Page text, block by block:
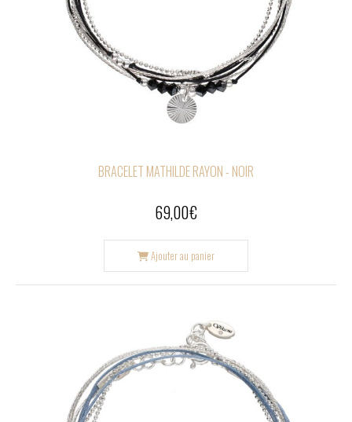
BRACELET MATHILDE RAYON - NOIR
69,00€
Ajouter au panier